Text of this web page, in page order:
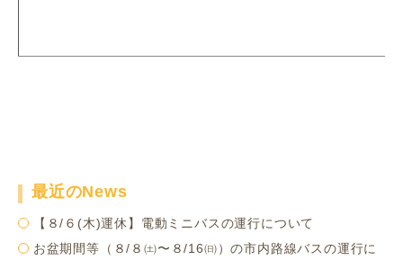
最近のNews
【８/６(木)運休】電動ミニバスの運行について
お盆期間等（８/８㈯〜８/16㈰）の市内路線バスの運行に